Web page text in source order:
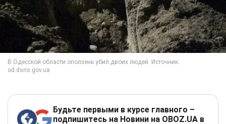
Будьте первыми в курсе главного –
подпишитесь на Новини на OBOZ.UA в